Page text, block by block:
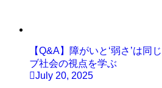
【Q&A】障がいと‘弱さ’は同
ブ社会の視点を学ぶ
July 20, 2025